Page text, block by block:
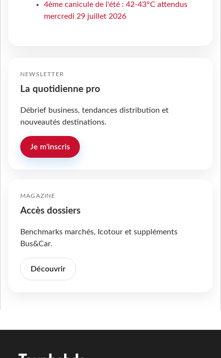
4ème canicule de l'été : 42-43°C attendus
mercredi 29 juillet 2026
NEWSLETTER
La quotidienne pro
Débrief business, tendances distribution et
nouveautés destinations.
Je m'inscris
MAGAZINE
Accès dossiers
Benchmarks marchés, Icotour et suppléments
Bus&Car.
Découvrir